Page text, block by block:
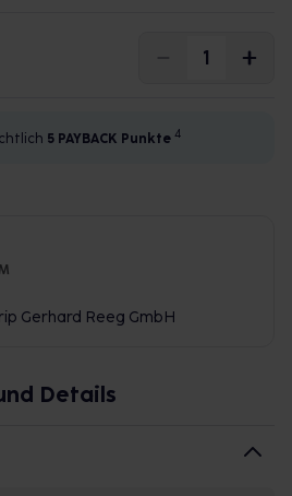
5 PAYBACK Punkte 4
Gerhard Reeg GmbH
Details